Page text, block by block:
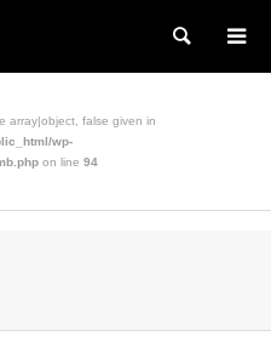
検索
array|object, false given in
wp-
on line 94